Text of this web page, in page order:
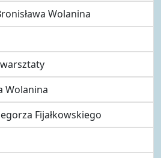
Wolanina
Wolanina
Fijałkowskiego